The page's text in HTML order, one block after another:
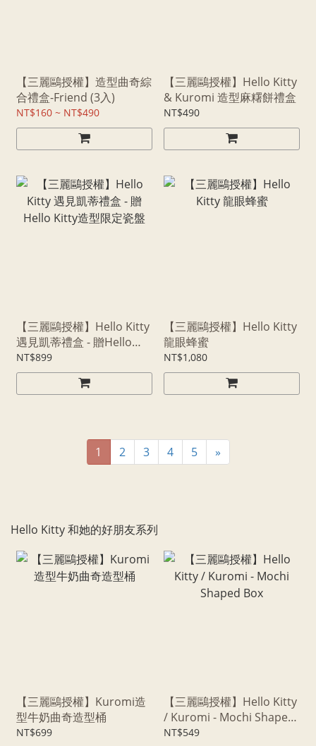
【三麗鷗授權】造型曲奇綜
合禮盒-Friend (3入)
NT$160 ~ NT$490
【三麗鷗授權】Hello Kitty
& Kuromi 造型麻糬餅禮盒
NT$490
【三麗鷗授權】Hello Kitty
遇見凱蒂禮盒 - 贈Hello
Kitty造型限定瓷盤
NT$899
【三麗鷗授權】Hello Kitty
龍眼蜂蜜
NT$1,080
1 2 3 4 5 »
Hello Kitty 和她的好朋友系列
【三麗鷗授權】Kuromi造
型牛奶曲奇造型桶
NT$699
【三麗鷗授權】Hello Kitty
/ Kuromi - Mochi Shaped
Box
NT$549